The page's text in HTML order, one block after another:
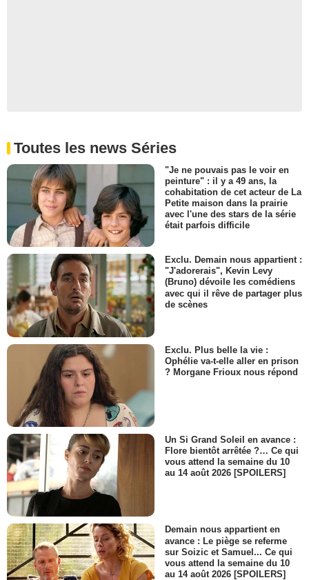
Busfahrer
Jörg Schade
Seifert
- 1 Episode :4
Zora Holt
Passager d'autobus
- 1 Episode :6
Toutes les news Séries
"Je ne pouvais pas le voir en
peinture" : il y a 49 ans, la
cohabitation de cet acteur de La
Petite maison dans la prairie
avec l'une des stars de la série
était parfois difficile
Exclu. Demain nous appartient :
"J'adorerais", Kevin Levy
(Bruno) dévoile les comédiens
avec qui il rêve de partager plus
de scènes
Exclu. Plus belle la vie :
Ophélie va-t-elle aller en prison
? Morgane Frioux nous répond
Un Si Grand Soleil en avance :
Flore bientôt arrêtée ?… Ce qui
vous attend la semaine du 10
au 14 août 2026 [SPOILERS]
Demain nous appartient en
avance : Le piège se referme
sur Soizic et Samuel... Ce qui
vous attend la semaine du 10
au 14 août 2026 [SPOILERS]